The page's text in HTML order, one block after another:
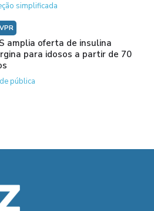
simplificada
amplia oferta de insulina
para idosos a partir de 70
pública